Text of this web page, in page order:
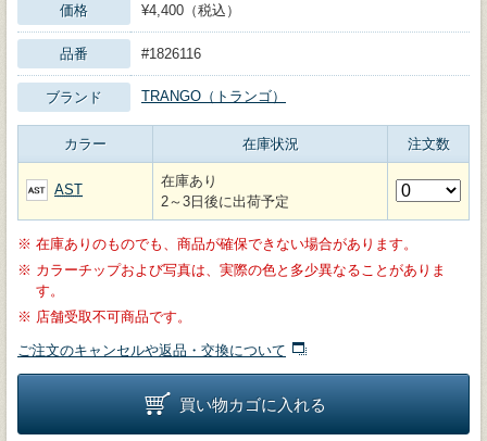
価格 ¥4,400（税込）
品番 #1826116
ブランド TRANGO（トランゴ）
カラー 在庫状況 注文数
AST
在庫あり
2～3日後に出荷予定
※ 在庫ありのものでも、商品が確保できない場合があります。
※ カラーチップおよび写真は、実際の色と多少異なることがありま
す。
※ 店舗受取不可商品です。
ご注文のキャンセルや返品・交換について
買い物カゴに入れる